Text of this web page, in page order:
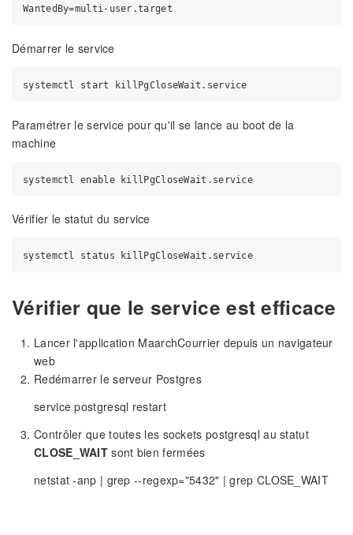
Démarrer le service
Paramétrer le service pour qu'il se lance au boot de la
machine
Vérifier le statut du service
Vérifier que le service est efficace
Lancer l'application MaarchCourrier depuis un navigateur
web
Redémarrer le serveur Postgres
service postgresql restart
Contrôler que toutes les sockets postgresql au statut
CLOSE_WAIT sont bien fermées
netstat -anp | grep --regexp="5432" | grep CLOSE_WAIT